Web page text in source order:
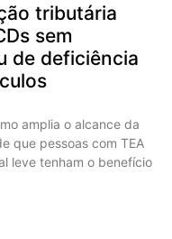
tributária
sem
de deficiência
amplia o alcance da
que pessoas com TEA
leve tenham o benefício